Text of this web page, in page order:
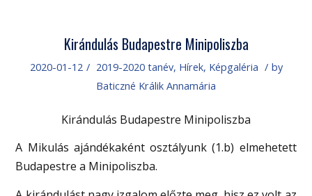
Kirándulás Budapestre Minipoliszba
2020-01-12 / 2019-2020 tanév, Hírek, Képgaléria / by
Baticzné Králik Annamária
Kirándulás Budapestre Minipoliszba
A Mikulás ajándékaként osztályunk (1.b) elmehetett
Budapestre a Minipoliszba.